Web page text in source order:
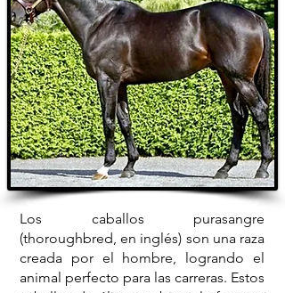
Los caballos purasangre
(thoroughbred, en inglés) son una raza
creada por el hombre, logrando el
animal perfecto para las carreras. Estos